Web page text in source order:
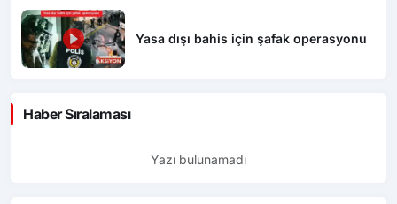
Yasa dışı bahis için şafak operasyonu
Haber Sıralaması
Yazı bulunamadı